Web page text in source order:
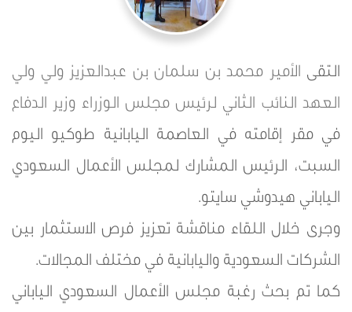
التقى الأمير محمد بن سلمان بن عبدالعزيز ولي ولي
العهد النائب الثاني لرئيس مجلس الوزراء وزير الدفاع
في مقر إقامته في العاصمة اليابانية طوكيو اليوم
السبت، الرئيس المشارك لمجلس الأعمال السعودي
الياباني هيدوشي سايتو.
وجرى خلال اللقاء مناقشة تعزيز فرص الاستثمار بين
الشركات السعودية واليابانية في مختلف المجالات.
كما تم بحث رغبة مجلس الأعمال السعودي الياباني